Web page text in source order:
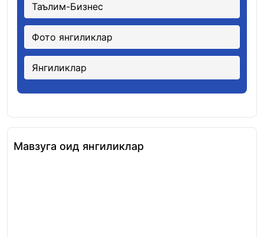
Таълим-Бизнес
Фото янгиликлар
Янгиликлар
Мавзуга оид янгиликлар